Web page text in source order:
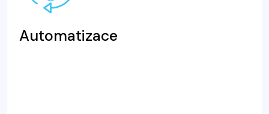
Automatizace